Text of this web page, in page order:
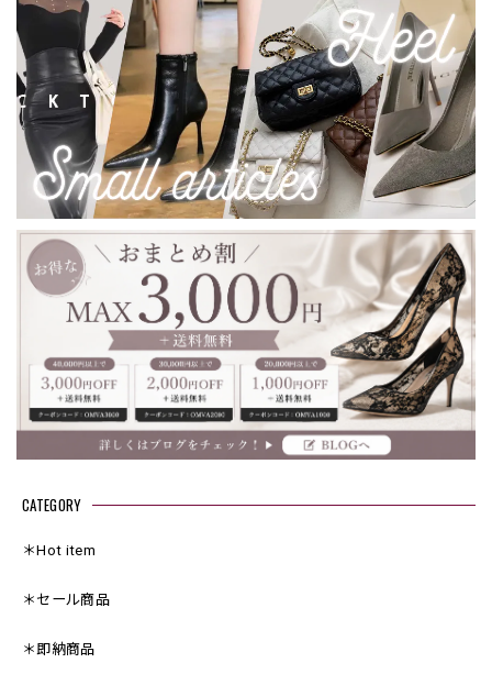
CATEGORY
＊Hot item
＊セール商品
＊即納商品